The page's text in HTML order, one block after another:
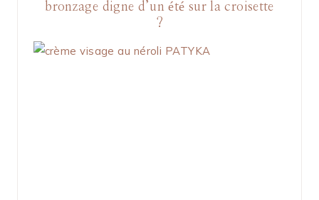
bronzage digne d’un été sur la croisette
?